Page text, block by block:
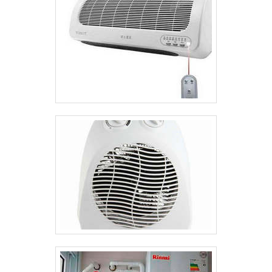
do mercado e seguindo, rigorosamente as normas